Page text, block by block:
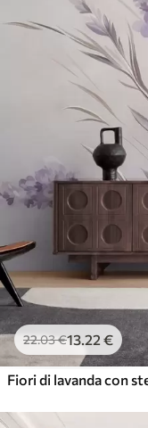
22.03€13.22 €